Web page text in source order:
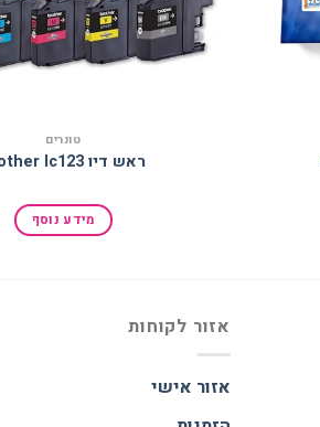
טונרים
ראש דיו brother lc123
מידע נוסף
אזור לקוחות
אזור אישי